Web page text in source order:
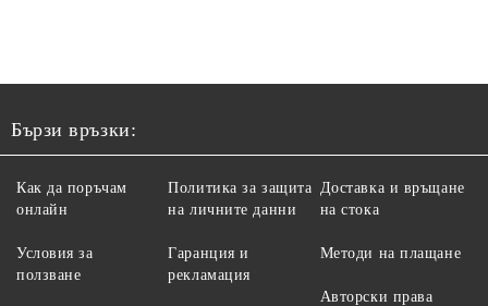
Бързи връзки:
Как да поръчам
онлайн
Условия за
ползване
Политика за защита
на личните данни
Гаранция и
рекламация
Доставка и връщане
на стока
Методи на плащане
Авторски права